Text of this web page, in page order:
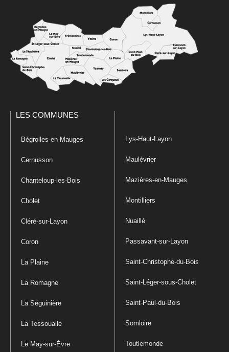
LES COMMUNES
Bégrolles-en-Mauges
Cernusson
Chanteloup-les-Bois
Cholet
Cléré-sur-Layon
Coron
La Plaine
La Romagne
La Séguinière
La Tessoualle
Le May-sur-Èvre
Lys-Haut-Layon
Maulévrier
Mazières-en-Mauges
Montilliers
Nuaillé
Passavant-sur-Layon
Saint-Christophe-du-Bois
Saint-Léger-sous-Cholet
Saint-Paul-du-Bois
Somloire
Toutlemonde